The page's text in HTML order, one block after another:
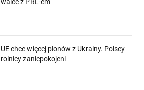
walce z PRL-em
UE chce więcej plonów z Ukrainy. Polscy
rolnicy zaniepokojeni